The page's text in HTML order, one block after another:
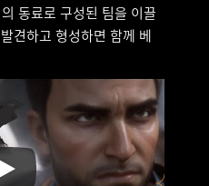
동료로 구성된 팀을 이끌
견하고 형성하면 함께 베